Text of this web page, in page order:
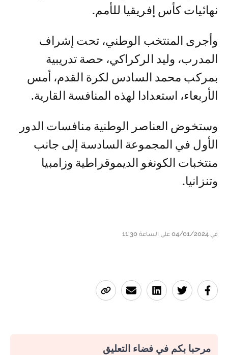
نهائيات كأس إفريقيا للأمم.
وأجرى المنتخب الوطني، تحت إشراف
المدرب، وليد الركراكي، حصة تدريبية
بمركب محمد السادس لكرة القدم، أمس
الأربعاء، استعدادا لهذه المنافسة القارية.
وستخوض العناصر الوطنية منافسات الدور
الأول في المجموعة السادسة إلى جانب
منتخبات الكونغو الديموقراطية وزامبيا
وتنزانيا.
في 04/01/2024 على الساعة 11:30
مرحبا بكم في فضاء التعليق